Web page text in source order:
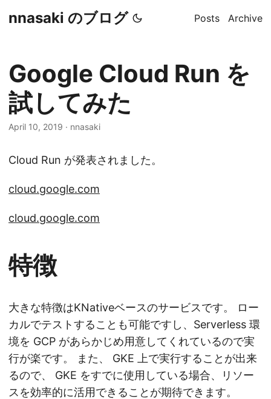
nnasaki のブログ Posts Archive
Google Cloud Run を
試してみた
April 10, 2019 · nnasaki
Cloud Run が発表されました。
cloud.google.com
cloud.google.com
特徴
大きな特徴はKNativeベースのサービスです。 ロー
カルでテストすることも可能ですし、Serverless 環
境を GCP があらかじめ用意してくれているので実
行が楽です。 また、 GKE 上で実行することが出来
るので、 GKE をすでに使用している場合、リソー
スを効率的に活用できることが期待できます。